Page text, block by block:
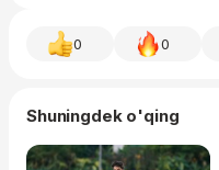
0 0
Shuningdek o'qing